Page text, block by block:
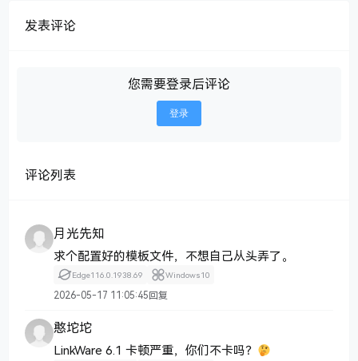
发表评论
您需要登录后评论
登录
评论列表
月光先知
求个配置好的模板文件，不想自己从头弄了。
Edge116.0.1938.69 Windows10
2026-05-17 11:05:45回复
憨坨坨
LinkWare 6.1 卡顿严重，你们不卡吗？